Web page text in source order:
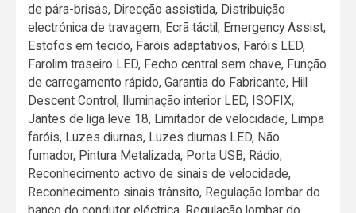
de pára-brisas, Direcção assistida, Distribuição
electrónica de travagem, Ecrã táctil, Emergency Assist,
Estofos em tecido, Faróis adaptativos, Faróis LED,
Farolim traseiro LED, Fecho central sem chave, Função
de carregamento rápido, Garantia do Fabricante, Hill
Descent Control, Iluminação interior LED, ISOFIX,
Jantes de liga leve 18, Limitador de velocidade, Limpa
faróis, Luzes diurnas, Luzes diurnas LED, Não
fumador, Pintura Metalizada, Porta USB, Rádio,
Reconhecimento activo de sinais de velocidade,
Reconhecimento sinais trânsito, Regulação lombar do